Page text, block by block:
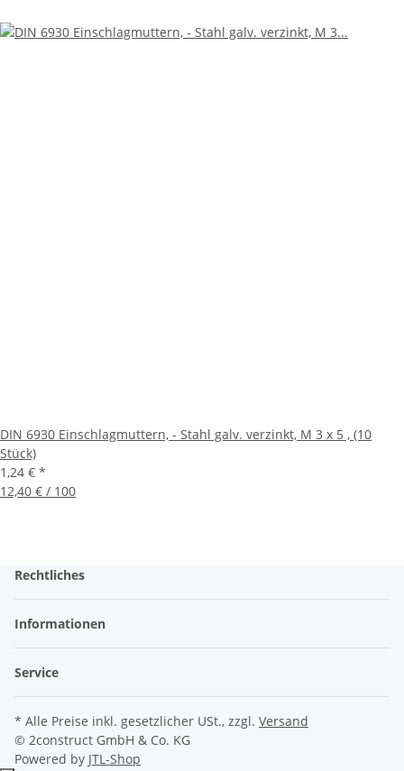
DIN 6930 Einschlagmuttern, - Stahl galv. verzinkt, M 3 x 5 , (10
Stück)
1,24 € *
12,40 € / 100
Rechtliches
Informationen
Service
* Alle Preise inkl. gesetzlicher USt., zzgl. Versand
© 2construct GmbH & Co. KG
Powered by JTL-Shop